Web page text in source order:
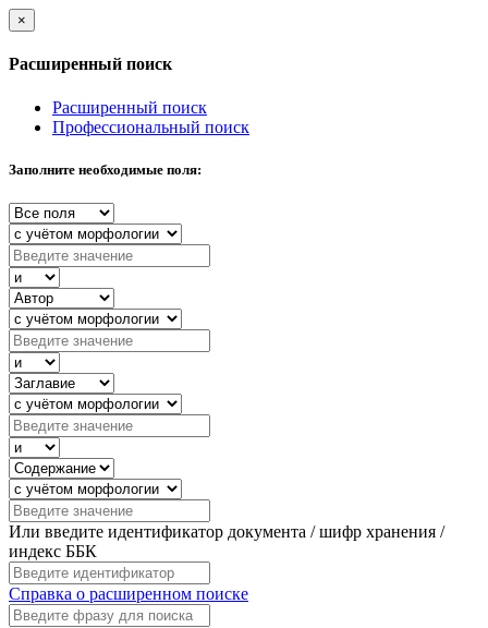
×
Расширенный поиск
Расширенный поиск
Профессиональный поиск
Заполните необходимые поля:
Или введите идентификатор документа / шифр хранения /
индекс ББК
Справка о расширенном поиске